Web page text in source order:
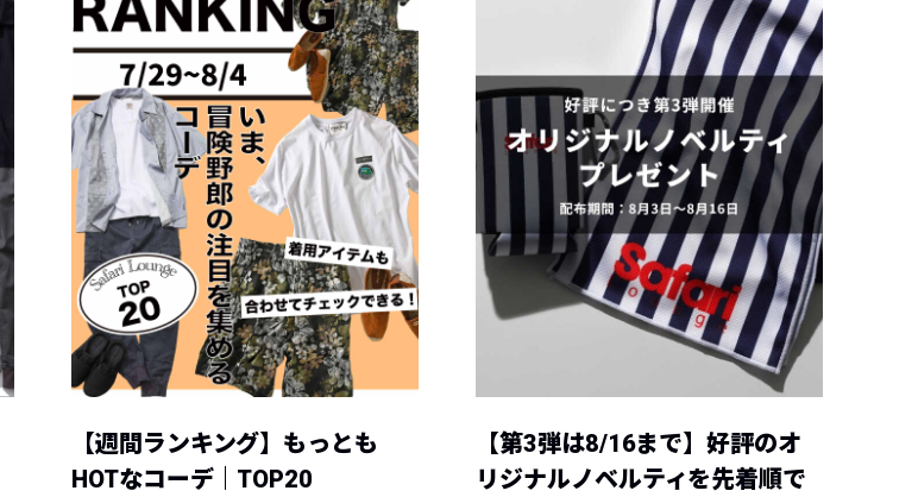
【週間ランキング】もっとも
HOTなコーデ｜TOP20
【第3弾は8/16まで】好評のオ
リジナルノベルティを先着順で